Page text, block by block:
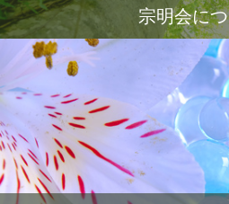
宗明会に